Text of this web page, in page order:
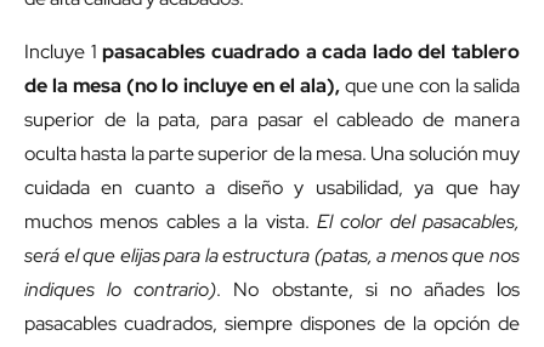
Incluye 1pasacables cuadrado a cada lado del tablero
de la mesa (no lo incluye en el ala),que une con la salida
superior de la pata, para pasar el cableado de manera
oculta hasta la parte superior de la mesa. Una solución muy
cuidada en cuanto a diseño y usabilidad, ya que hay
muchos menos cables a la vista. El color del pasacables,
será el que elijas para la estructura (patas, a menos que nos
indiques lo contrario). No obstante, si no añades los
pasacables cuadrados, siempre dispones de la opción de